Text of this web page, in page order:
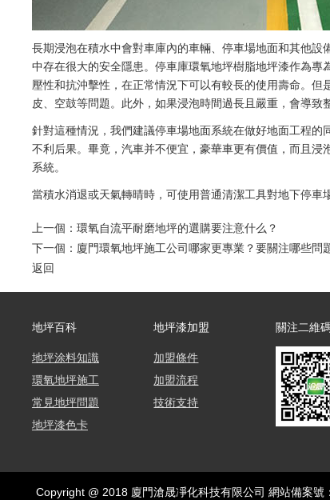
長期浸泡在積水中會對車庫內的車輛、停車場地面和其他
中存在很大的安全隱患。停車庫環氧地坪樹脂地坪漆作為
壓性和抗沖擊性，在正常情況下可以有較長的使用壽命。
皮、空鼓等問題。此外，如果浸泡時間過長且嚴重，會導致
針對這種情況，我們建議停車場地面系統在做好地面工程
不利后果。畢竟，汽車并不便宜，豪華車更有價值，而且
系統。
當積水消退或天氣轉晴時，可使用普通清潔工具對地下停車
上一個： 環氧自流平耐磨地坪的選購要注意什么？
下一個： 廈門環氧地坪施工公司哪家更專業？要關注哪些問
返回
地坪百科
地坪涂料知識
環氧地坪施工
常見地坪問題
地坪漆色卡
地坪漆加盟
加盟條件
加盟流程
技術支持
關注二維
Copyright @ 2018 廈門滄晟凈化科技有限公司 網站備案號：